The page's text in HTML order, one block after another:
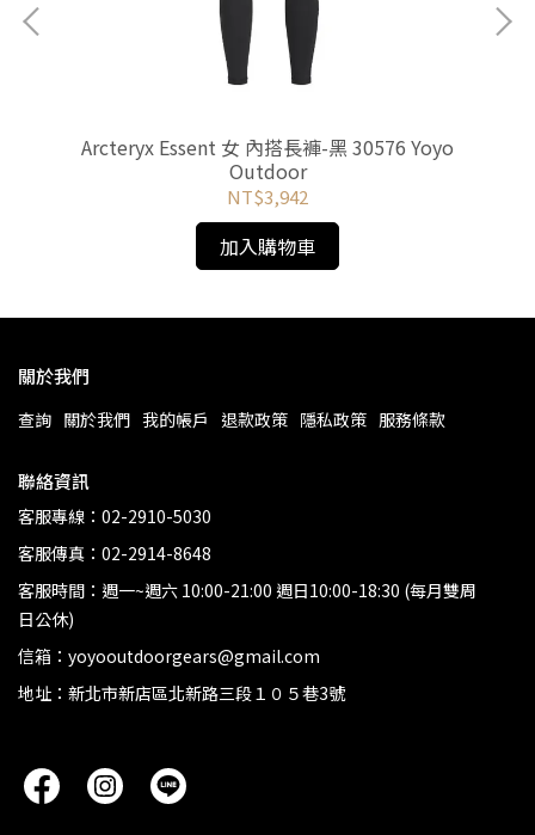
Arcteryx Essent 女 內搭長褲-黑 30576 Yoyo
Outdoor
NT$3,942
加入購物車
關於我們
查詢 關於我們 我的帳戶 退款政策 隱私政策 服務條款
聯絡資訊
客服專線：02-2910-5030
客服傳真：02-2914-8648
客服時間：週一~週六 10:00-21:00 週日10:00-18:30 (每月雙周
日公休)
信箱：yoyooutdoorgears@gmail.com
地址：新北市新店區北新路三段１０５巷3號